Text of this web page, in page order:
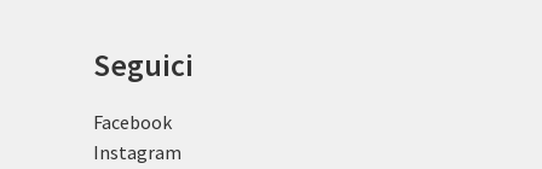
Seguici
Facebook
Instagram